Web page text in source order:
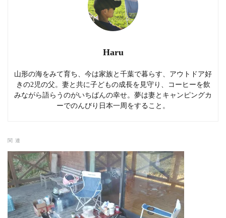
Haru
山形の海をみて育ち、今は家族と千葉で暮らす、アウトドア好
きの2児の父。妻と共に子どもの成長を見守り、コーヒーを飲
みながら語らうのがいちばんの幸せ。夢は妻とキャンピングカ
ーでのんびり日本一周をすること。
関連